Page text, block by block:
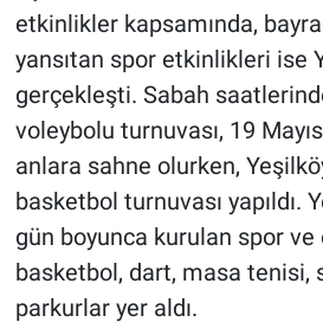
etkinlikler kapsamında,
yansıtan spor etkinlikleri ise
gerçekleşti. Sabah
voleybolu turnuvası, 19
anlara sahne olurken,
basketbol turnuvası yapıldı.
gün boyunca kurulan spor ve
basketbol, dart, masa tenisi,
parkurlar yer aldı.